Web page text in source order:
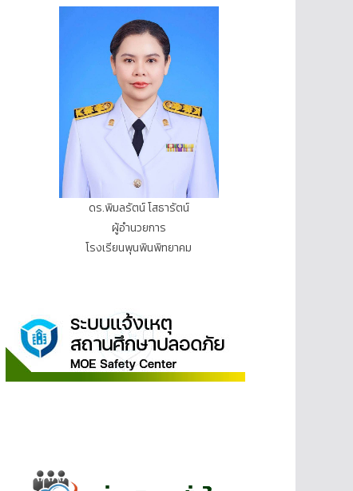
ดร.พิมลรัตน์ โสธารัตน์
ผู้อำนวยการ
โรงเรียนพุนพินพิทยาคม